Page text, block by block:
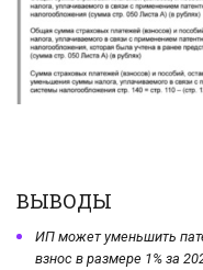
ВЫВОДЫ
ИП может уменьшить
взнос в размере 1% за